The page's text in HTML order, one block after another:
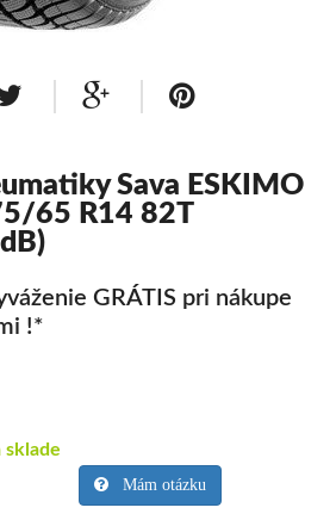
/ Elektróny
Sava ESKIMO
65 R14 82T
GRÁTIS pri nákupe
!*
sklade
Mám otázku